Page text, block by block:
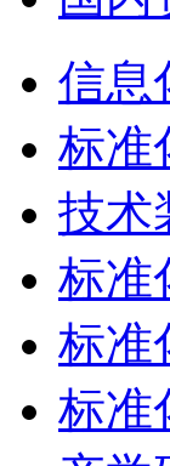
信息
标准
技术
标准
标准
标准